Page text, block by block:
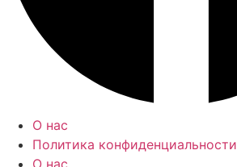
О нас
Политика конфиденциальности
О нас